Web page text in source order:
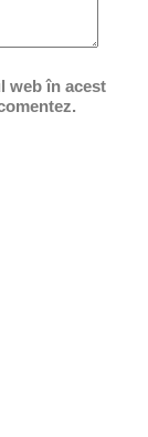
web în acest